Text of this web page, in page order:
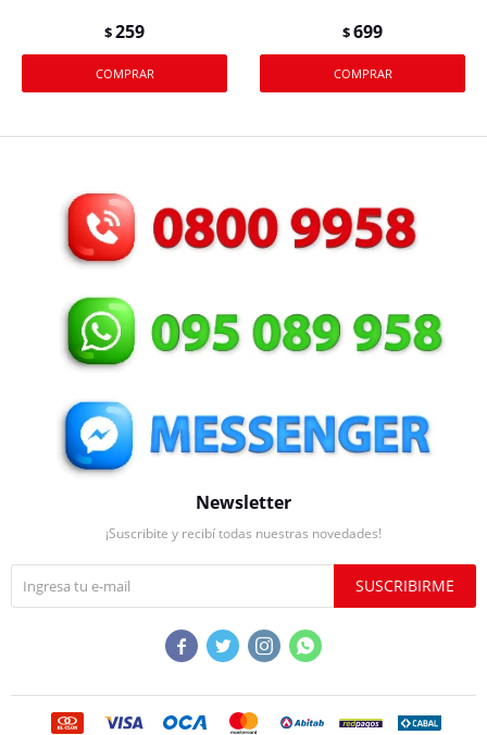
$259 $699
Newsletter
¡Suscribite y recibí todas nuestras novedades!
SUSCRIBIRME
   